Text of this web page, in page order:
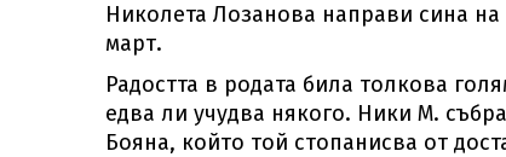
Николета Лозанова направи сина
март.
Радостта в родата била толкова
едва ли учудва някого. Ники М.
Бояна, който той стопанисва от